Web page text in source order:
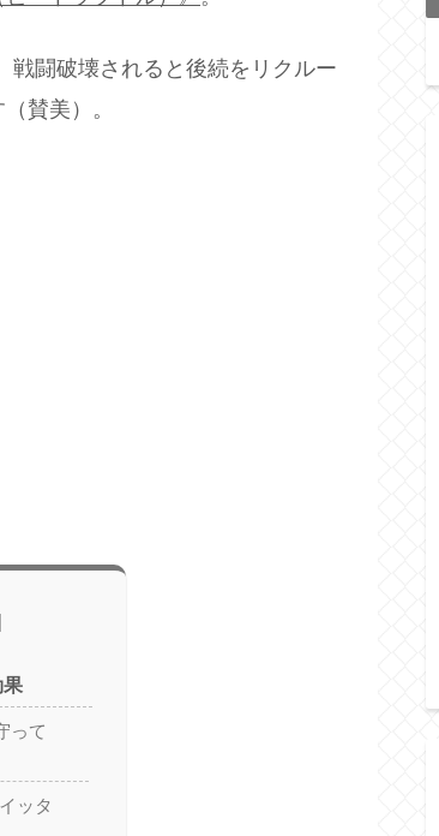
戦闘破壊されると後続をリクルー
賛美）。
果
って
ッタ